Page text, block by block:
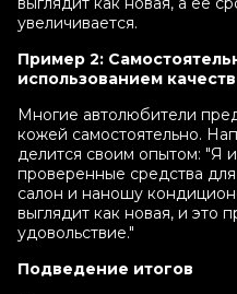
увеличивается.
Пример 2:
использованием
Многие автолюбители
кожей самостоятельно.
делится своим опытом: "Я
проверенные средства
салон и наношу
выглядит как новая, и это
удовольствие."
Подведение итогов